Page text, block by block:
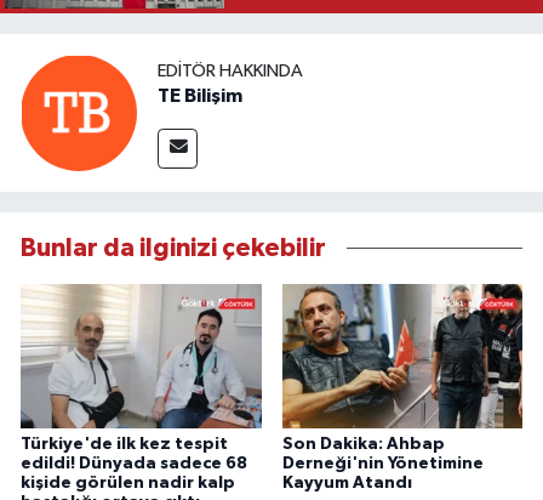
EDITÖR HAKKINDA
TE Bilişim
Bunlar da ilginizi çekebilir
Türkiye'de ilk kez tespit
edildi! Dünyada sadece 68
kişide görülen nadir kalp
Son Dakika: Ahbap
Derneği'nin Yönetimine
Kayyum Atandı